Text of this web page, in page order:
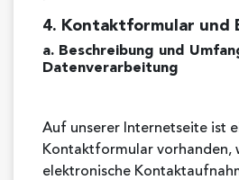
4. Kontaktformular und
a. Beschreibung und
Datenverarbeitung
Auf unserer Internetseite ist
Kontaktformular vorhanden,
elektronische